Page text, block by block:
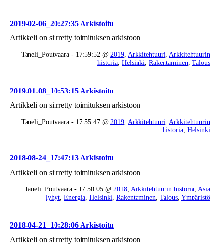
2019-02-06_20:27:35 Arkistoitu
Artikkeli on siirretty toimituksen arkistoon
Taneli_Poutvaara - 17:59:52 @ 2019 Arkkitehtuuri Arkkitehtuurin
historia Helsinki Rakentaminen Talous
2019-01-08_10:53:15 Arkistoitu
Artikkeli on siirretty toimituksen arkistoon
Taneli_Poutvaara - 17:55:47 @ 2019 Arkkitehtuuri Arkkitehtuurin
historia Helsinki
2018-08-24_17:47:13 Arkistoitu
Artikkeli on siirretty toimituksen arkistoon
Taneli_Poutvaara - 17:50:05 @ 2018 Arkkitehtuurin historia Asia
lyhyt Energia Helsinki Rakentaminen Talous Ympäristö
2018-04-21_10:28:06 Arkistoitu
Artikkeli on siirretty toimituksen arkistoon